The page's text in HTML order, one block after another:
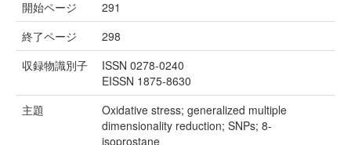
開始ページ
291
終了ページ
298
収録物識別子
ISSN 0278-0240
EISSN 1875-8630
主題
Oxidative stress; generalized multiple
dimensionality reduction; SNPs; 8-
isoprostane